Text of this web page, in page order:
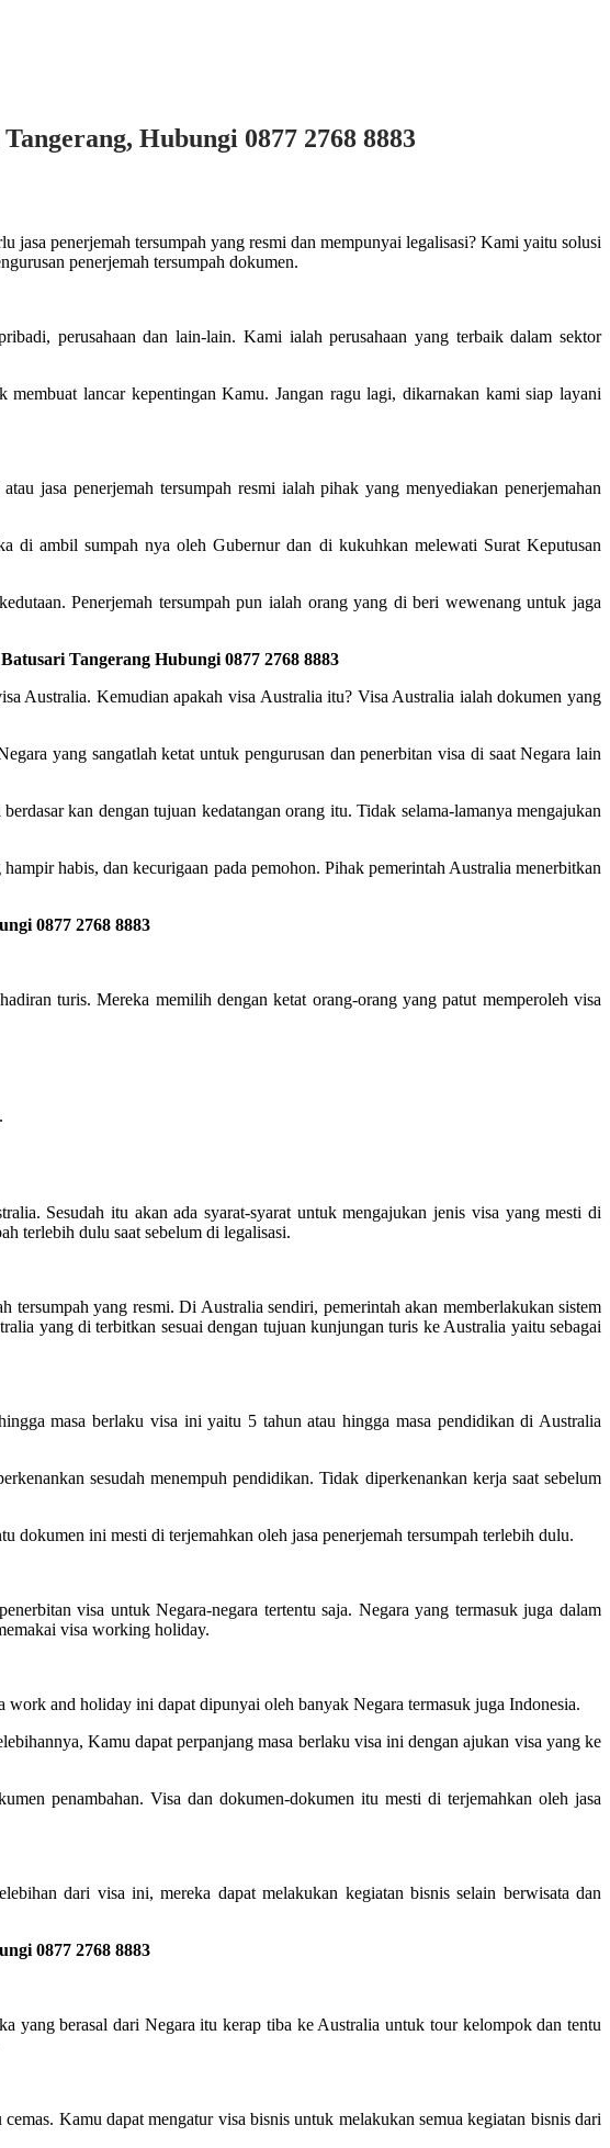
Hubungi 0877 2768 8883
jasa penerjemah tersumpah yang resmi dan mempunyai legalisasi? Kami yaitu solusi
penerjemah tersumpah dokumen.
perusahaan dan lain-lain. Kami ialah perusahaan yang terbaik dalam sektor
lancar kepentingan Kamu. Jangan ragu lagi, dikarnakan kami siap layani
jasa penerjemah tersumpah resmi ialah pihak yang menyediakan penerjemahan
di ambil sumpah nya oleh Gubernur dan di kukuhkan melewati Surat Keputusan
Penerjemah tersumpah pun ialah orang yang di beri wewenang untuk jaga
Tangerang Hubungi 0877 2768 8883
Australia. Kemudian apakah visa Australia itu? Visa Australia ialah dokumen yang
yang sangatlah ketat untuk pengurusan dan penerbitan visa di saat Negara lain
kan dengan tujuan kedatangan orang itu. Tidak selama-lamanya mengajukan
habis, dan kecurigaan pada pemohon. Pihak pemerintah Australia menerbitkan
0877 2768 8883
turis. Mereka memilih dengan ketat orang-orang yang patut memperoleh visa
Sesudah itu akan ada syarat-syarat untuk mengajukan jenis visa yang mesti di
terlebih dulu saat sebelum di legalisasi.
tersumpah yang resmi. Di Australia sendiri, pemerintah akan memberlakukan sistem
yang di terbitkan sesuai dengan tujuan kunjungan turis ke Australia yaitu sebagai
masa berlaku visa ini yaitu 5 tahun atau hingga masa pendidikan di Australia
sesudah menempuh pendidikan. Tidak diperkenankan kerja saat sebelum
ini mesti di terjemahkan oleh jasa penerjemah tersumpah terlebih dulu.
visa untuk Negara-negara tertentu saja. Negara yang termasuk juga dalam
visa working holiday.
and holiday ini dapat dipunyai oleh banyak Negara termasuk juga Indonesia.
Kamu dapat perpanjang masa berlaku visa ini dengan ajukan visa yang ke
penambahan. Visa dan dokumen-dokumen itu mesti di terjemahkan oleh jasa
dari visa ini, mereka dapat melakukan kegiatan bisnis selain berwisata dan
0877 2768 8883
berasal dari Negara itu kerap tiba ke Australia untuk tour kelompok dan tentu
Kamu dapat mengatur visa bisnis untuk melakukan semua kegiatan bisnis dari